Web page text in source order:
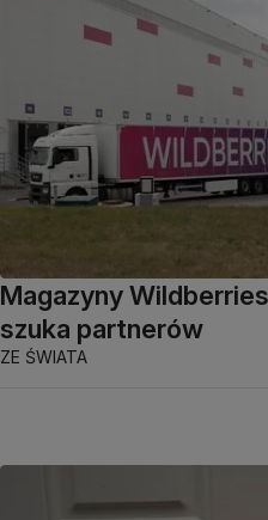
Magazyny
szuka partnerów
ZE ŚWIATA